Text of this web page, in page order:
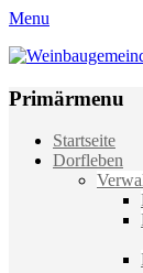
Menu
Primärmenu
Weiter
zum
Startseite
Dorfleben